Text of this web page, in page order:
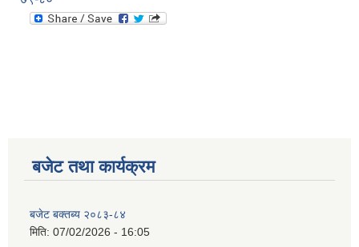
बजेट तथा कार्यक्रम
बजेट बक्तब्य २०८३-८४
मिति: 07/02/2026 - 16:05